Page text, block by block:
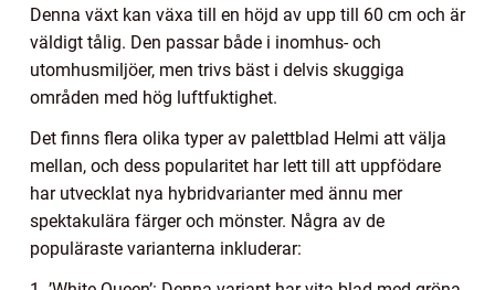
Denna växt kan växa till en höjd av upp till 60 cm och är
väldigt tålig. Den passar både i inomhus- och
utomhusmiljöer, men trivs bäst i delvis skuggiga
områden med hög luftfuktighet.
Det finns flera olika typer av palettblad Helmi att välja
mellan, och dess popularitet har lett till att uppfödare
har utvecklat nya hybridvarianter med ännu mer
spektakulära färger och mönster. Några av de
populäraste varianterna inkluderar: